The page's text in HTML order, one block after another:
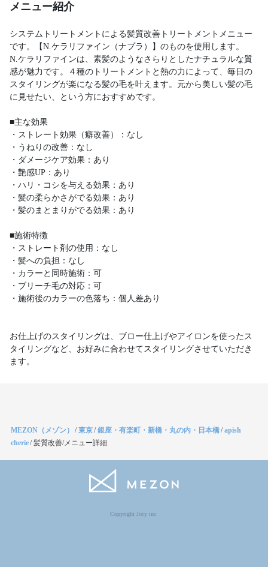
メニュー紹介
システムトリートメントによる髪質改善トリートメントメニュー
です。【N.ケラリファイン（ナプラ）】のものを使用します。
N.ケラリファインは、素髪のようなさらりとしたナチュラルな質
感が魅力です。４種のトリートメントと熱の力によって、毎日の
スタイリングが楽になる髪の毛を叶えます。元から美しい髪の毛
に見せたい、という方におすすめです。
■主な効果
・ストレート効果（癖改善）：なし
・うねりの改善：なし
・ダメージケア効果：あり
・艶感UP：あり
・ハリ・コシを与える効果：あり
・髪の柔らかさがでる効果：あり
・髪のまとまりがでる効果：あり
■施術特徴
・ストレート剤の使用：なし
・髪への負担：なし
・カラーと同時施術：可
・ブリーチ毛の対応：可
・施術後のカラーの色落ち：個人差あり
お仕上げのスタイリングは、ブロー仕上げやアイロンを使ったス
タイリングなど、お好みに合わせてスタイリングさせていただき
ます。
MEZON（メゾン） /東京/銀座・有楽町・新橋・丸の内・日本橋/apish
cherie/髪質改善/メニュー詳細
Copyright Jocy inc.